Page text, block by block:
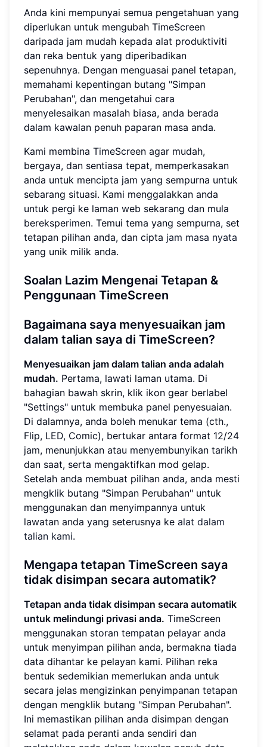
Anda kini mempunyai semua pengetahuan yang
diperlukan untuk mengubah TimeScreen
daripada jam mudah kepada alat produktiviti
dan reka bentuk yang diperibadikan
sepenuhnya. Dengan menguasai panel tetapan,
memahami kepentingan butang "Simpan
Perubahan", dan mengetahui cara
menyelesaikan masalah biasa, anda berada
dalam kawalan penuh paparan masa anda.
Kami membina TimeScreen agar mudah,
bergaya, dan sentiasa tepat, memperkasakan
anda untuk mencipta jam yang sempurna untuk
sebarang situasi. Kami menggalakkan anda
untuk pergi ke laman web sekarang dan mula
bereksperimen. Temui tema yang sempurna, set
tetapan pilihan anda, dan cipta jam masa nyata
yang unik milik anda.
Soalan Lazim Mengenai Tetapan &
Penggunaan TimeScreen
Bagaimana saya menyesuaikan jam
dalam talian saya di TimeScreen?
Menyesuaikan jam dalam talian anda adalah
mudah. Pertama, lawati laman utama. Di
bahagian bawah skrin, klik ikon gear berlabel
"Settings" untuk membuka panel penyesuaian.
Di dalamnya, anda boleh menukar tema (cth.,
Flip, LED, Comic), bertukar antara format 12/24
jam, menunjukkan atau menyembunyikan tarikh
dan saat, serta mengaktifkan mod gelap.
Setelah anda membuat pilihan anda, anda mesti
mengklik butang "Simpan Perubahan" untuk
menggunakan dan menyimpannya untuk
lawatan anda yang seterusnya ke alat dalam
talian kami.
Mengapa tetapan TimeScreen saya
tidak disimpan secara automatik?
Tetapan anda tidak disimpan secara automatik
untuk melindungi privasi anda. TimeScreen
menggunakan storan tempatan pelayar anda
untuk menyimpan pilihan anda, bermakna tiada
data dihantar ke pelayan kami. Pilihan reka
bentuk sedemikian memerlukan anda untuk
secara jelas mengizinkan penyimpanan tetapan
dengan mengklik butang "Simpan Perubahan".
Ini memastikan pilihan anda disimpan dengan
selamat pada peranti anda sendiri dan